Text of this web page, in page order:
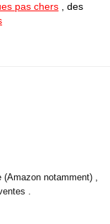
pas chers , des
(Amazon notamment) ,
.